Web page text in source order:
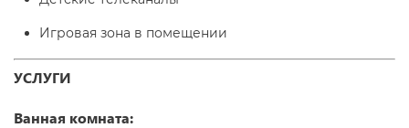
Игровая зона в помещении
УСЛУГИ
Ванная комната: